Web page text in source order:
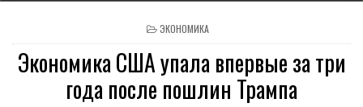
POSTED IN
ЭКОНОМИКА
Экономика США упала впервые за три
года после пошлин Трампа